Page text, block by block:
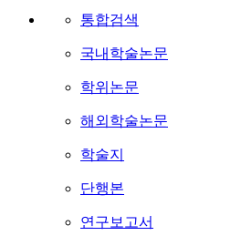
통합검색
국내학술논문
학위논문
해외학술논문
학술지
단행본
연구보고서